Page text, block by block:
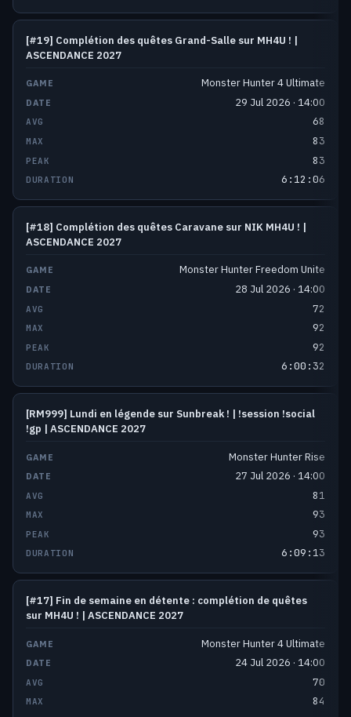
[#19] Complétion des quêtes Grand-Salle sur MH4U ! |
ASCENDANCE 2027
Monster Hunter 4 Ultimate
29 Jul 2026 · 14:00
68
83
83
6:12:06
[#18] Complétion des quêtes Caravane sur NIK MH4U ! |
ASCENDANCE 2027
Monster Hunter Freedom Unite
28 Jul 2026 · 14:00
72
92
92
6:00:32
[RM999] Lundi en légende sur Sunbreak ! | !session !social
!gp | ASCENDANCE 2027
Monster Hunter Rise
27 Jul 2026 · 14:00
81
93
93
6:09:13
[#17] Fin de semaine en détente : complétion de quêtes
sur MH4U ! | ASCENDANCE 2027
Monster Hunter 4 Ultimate
24 Jul 2026 · 14:00
70
84